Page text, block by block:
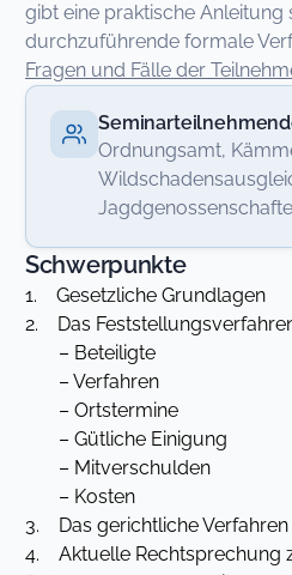
gibt eine praktische Anleitung
durchzuführende formale
Fragen und Fälle der
Ordnungsamt,
Schwerpunkte
1. Gesetzliche Grundlagen
2. Das
– Beteiligte
– Verfahren
– Ortstermine
– Gütliche Einigung
– Mitverschulden
– Kosten
3. Das gerichtliche Verfahren
4. Aktuelle Rechtsprechung